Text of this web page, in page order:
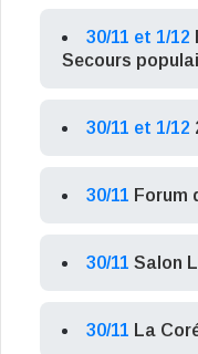
30/11 et 1/12
Secours
30/11 et 1/12
30/11 Forum
30/11 Salon
30/11 La